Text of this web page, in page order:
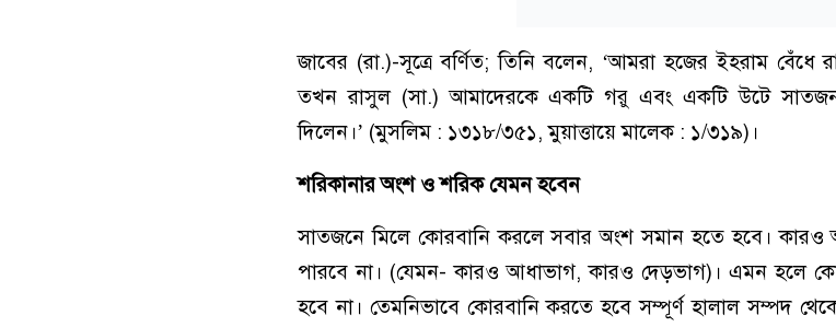
জাবের (রা.)-সূত্রে বর্ণিত; তিনি বলেন, ‘আমরা হজের ইহরাম বেঁধে
তখন রাসুল (সা.) আমাদেরকে একটি গরু এবং একটি উটে সাতজন
দিলেন।’ (মুসলিম : ১৩১৮/৩৫১, মুয়াত্তায়ে মালেক : ১/৩১৯)।
শরিকানার অংশ ও শরিক যেমন হবেন
সাতজনে মিলে কোরবানি করলে সবার অংশ সমান হতে হবে। কারও
পারবে না। (যেমন- কারও আধাভাগ, কারও দেড়ভাগ)। এমন হলে
হবে না। তেমনিভাবে কোরবানি করতে হবে সম্পূর্ণ হালাল সম্পদ